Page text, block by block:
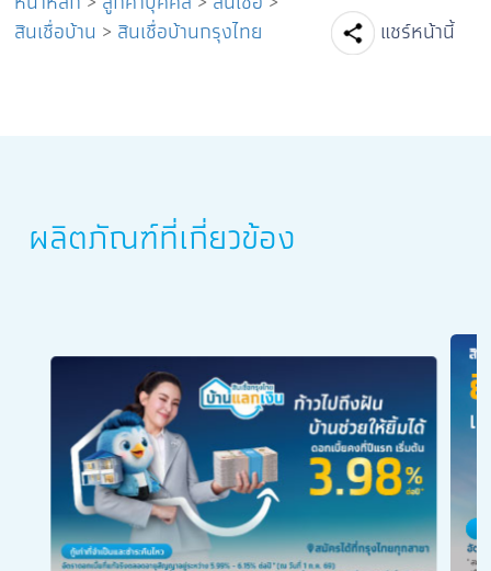
สินเชื่อบ้าน > สินเชื่อบ้านกรุงไทย แชร์หน้านี้
Facebook
Line
ผลิตภัณฑ์ที่เกี่ยวข้อง